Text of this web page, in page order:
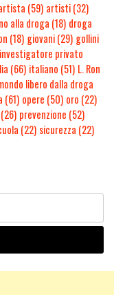
(59) artisti(32)
alla droga (18) droga
(18) giovani(29) gollini
investigatore privato
(66) italiano (51) L. Ron
libero dalla droga
(61) opere (50) oro (22)
(26) prevenzione (52)
(22) sicurezza (22)